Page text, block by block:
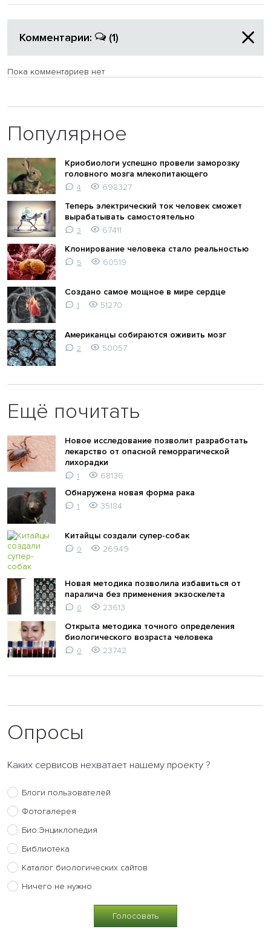
Комментарии: (1)
Пока комментариев нет
Популярное
Криобиологи успешно провели заморозку
головного мозга млекопитающего
4
698327
Теперь электрический ток человек сможет
вырабатывать самостоятельно
3
67411
Клонирование человека стало реальностью
5 60519
Создано самое мощное в мире сердце
1 51270
Американцы собираются оживить мозг
2 50057
Ещё почитать
Новое исследование позволит разработать
лекарство от опасной геморрагической
лихорадки
1
68136
Обнаружена новая форма рака
1 35184
Китайцы создали супер-собак
0 26949
Новая методика позволила избавиться от
паралича без применения экзоскелета
0
23613
Открыта методика точного определения
биологического возраста человека
0 23742
Опросы
Каких сервисов нехватает нашему проекту ?
Блоги пользователей
Фотогалерея
Био.Энциклопедия
Библиотека
Каталог биологических сайтов
Ничего не нужно